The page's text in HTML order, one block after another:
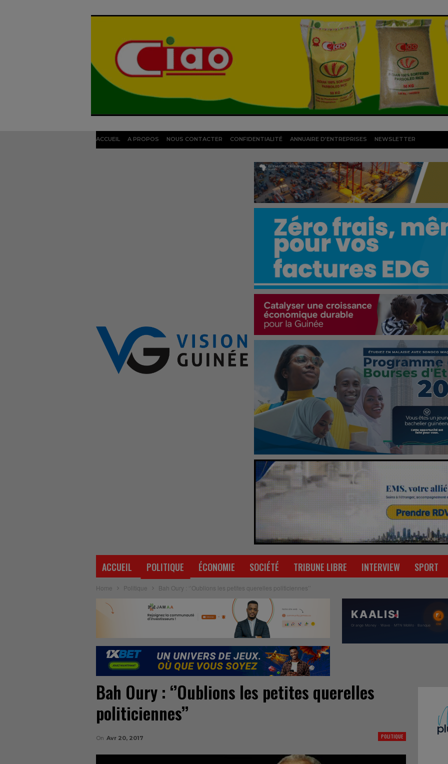
ACCUEIL A PROPOS NOUS CONTACTER CONFIDENTIALITÉ ANNUAIRE D’ENTREPRISES NEWSLETTER
ACCUEIL POLITIQUE ÉCONOMIE SOCIÉTÉ TRIBUNE LIBRE INTERVIEW SPORT
Home Politique Bah Oury : ‘’Oublions les petites querelles politiciennes’’
Bah Oury : ‘’Oublions les petites querelles
politiciennes’’
POLITIQUE
On Avr 20, 2017